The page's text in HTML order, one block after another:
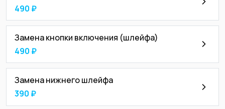
490 ₽
Замена кнопки включения (шлейфа)
490 ₽
Замена нижнего шлейфа
390 ₽